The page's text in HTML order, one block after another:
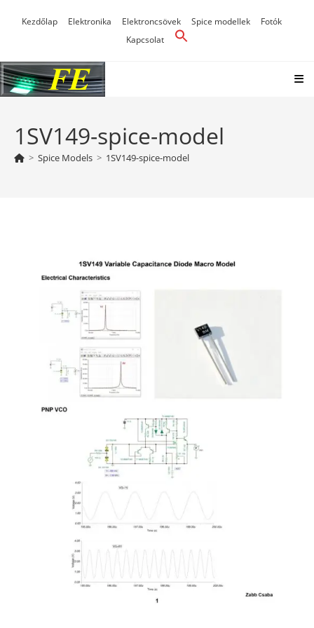
Kezdőlap Elektronika Elektroncsövek Spice modellek
Fotók
Kapcsolat
1SV149-spice-model
> Spice Models > 1SV149-spice-model